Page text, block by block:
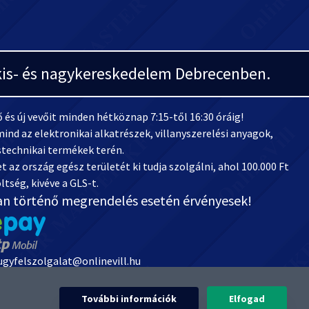
További információk Elfogad
és nagykereskedelem Debrecenben.
új vevőit minden hétköznap 7:15-től 16:30 óráig!
az elektronikai alkatrészek, villanyszerelési anyagok,
termékek terén.
ország egész területét ki tudja szolgálni, ahol 100.000 Ft
kivéve a GLS-t.
történő megrendelés esetén érvényesek!
állományával cégünk rendelkezik. A termékképek és termék kategória